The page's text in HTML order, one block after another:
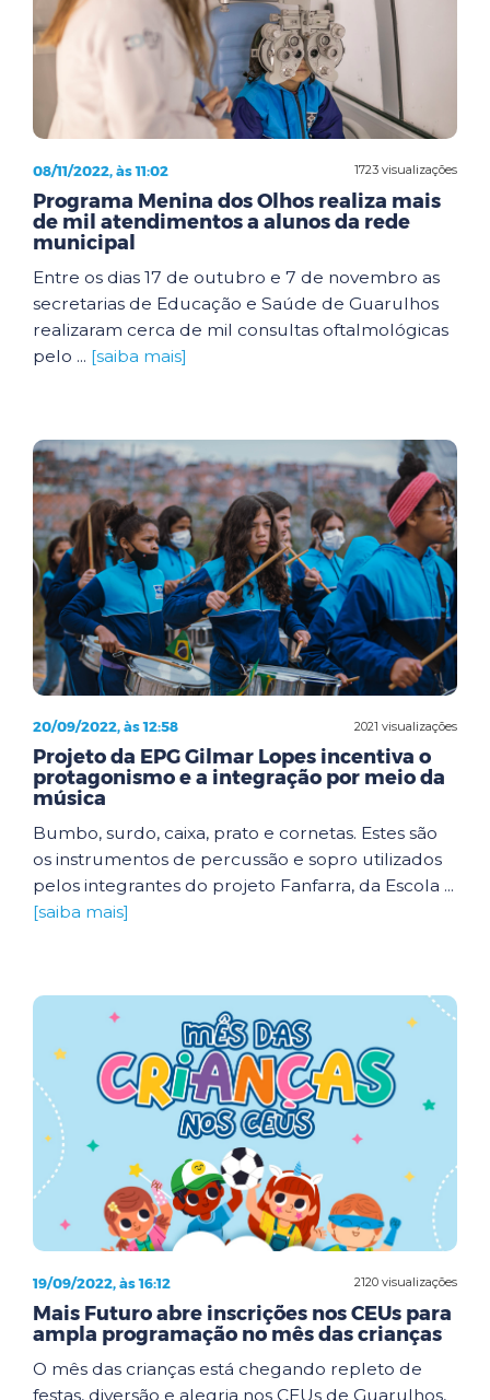
1723 visualizações
08/11/2022, às 11:02
Programa Menina dos Olhos realiza mais
de mil atendimentos a alunos da rede
municipal
Entre os dias 17 de outubro e 7 de novembro as
secretarias de Educação e Saúde de Guarulhos
realizaram cerca de mil consultas oftalmológicas
pelo ... [saiba mais]
2021 visualizações
20/09/2022, às 12:58
Projeto da EPG Gilmar Lopes incentiva o
protagonismo e a integração por meio da
música
Bumbo, surdo, caixa, prato e cornetas. Estes são
os instrumentos de percussão e sopro utilizados
pelos integrantes do projeto Fanfarra, da Escola ...
[saiba mais]
2120 visualizações
19/09/2022, às 16:12
Mais Futuro abre inscrições nos CEUs para
ampla programação no mês das crianças
O mês das crianças está chegando repleto de
festas, diversão e alegria nos CEUs de Guarulhos,